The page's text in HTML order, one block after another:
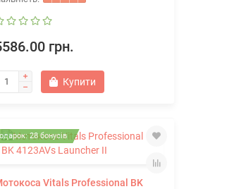
грн.
Купити
28 бонусів
Vitals Professional BK